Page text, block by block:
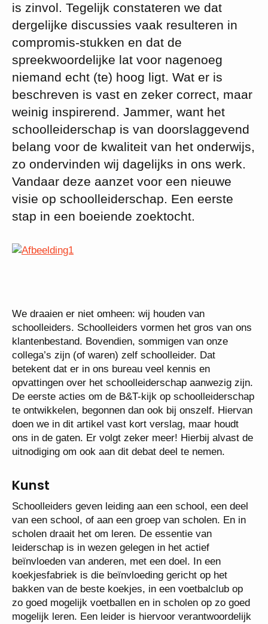
is zinvol. Tegelijk constateren we dat
dergelijke discussies vaak resulteren in
compromis-stukken en dat de
spreekwoordelijke lat voor nagenoeg
niemand echt (te) hoog ligt. Wat er is
beschreven is vast en zeker correct, maar
weinig inspirerend. Jammer, want het
schoolleiderschap is van doorslaggevend
belang voor de kwaliteit van het onderwijs,
zo ondervinden wij dagelijks in ons werk.
Vandaar deze aanzet voor een nieuwe
visie op schoolleiderschap. Een eerste
stap in een boeiende zoektocht.
We draaien er niet omheen: wij houden van
schoolleiders. Schoolleiders vormen het gros van ons
klantenbestand. Bovendien, sommigen van onze
collega’s zijn (of waren) zelf schoolleider. Dat
betekent dat er in ons bureau veel kennis en
opvattingen over het schoolleiderschap aanwezig zijn.
De eerste acties om de B&T-kijk op schoolleiderschap
te ontwikkelen, begonnen dan ook bij onszelf. Hiervan
doen we in dit artikel vast kort verslag, maar houdt
ons in de gaten. Er volgt zeker meer! Hierbij alvast de
uitnodiging om ook aan dit debat deel te nemen.
Kunst
Schoolleiders geven leiding aan een school, een deel
van een school, of aan een groep van scholen. En in
scholen draait het om leren. De essentie van
leiderschap is in wezen gelegen in het actief
beïnvloeden van anderen, met een doel. In een
koekjesfabriek is die beïnvloeding gericht op het
bakken van de beste koekjes, in een voetbalclub op
zo goed mogelijk voetballen en in scholen op zo goed
mogelijk leren. Een leider is hiervoor verantwoordelijk